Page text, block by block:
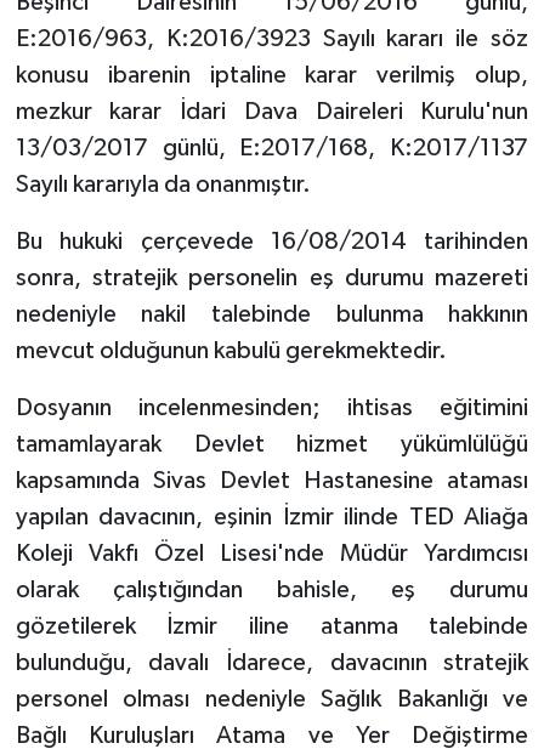
E:2016/963, K:2016/3923 Sayılı kararı ile söz
konusu ibarenin iptaline karar verilmiş olup,
mezkur karar İdari Dava Daireleri Kurulu'nun
13/03/2017 günlü, E:2017/168, K:2017/1137
Sayılı kararıyla da onanmıştır.
Bu hukuki çerçevede 16/08/2014 tarihinden
sonra, stratejik personelin eş durumu mazereti
nedeniyle nakil talebinde bulunma hakkının
mevcut olduğunun kabulü gerekmektedir.
Dosyanın incelenmesinden; ihtisas eğitimini
tamamlayarak Devlet hizmet yükümlülüğü
kapsamında Sivas Devlet Hastanesine ataması
yapılan davacının, eşinin İzmir ilinde TED Aliağa
Koleji Vakfı Özel Lisesi'nde Müdür Yardımcısı
olarak çalıştığından bahisle, eş durumu
gözetilerek İzmir iline atanma talebinde
bulunduğu, davalı İdarece, davacının stratejik
personel olması nedeniyle Sağlık Bakanlığı ve
Bağlı Kuruluşları Atama ve Yer Değiştirme